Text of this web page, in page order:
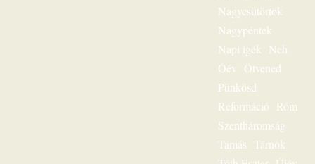
Nagycsütörtök
Nagypéntek
Napi igék
Neh
Óév Ötvened
Pünkösd
Reformáció Róm
Szentháromság
Tamás Tárnok